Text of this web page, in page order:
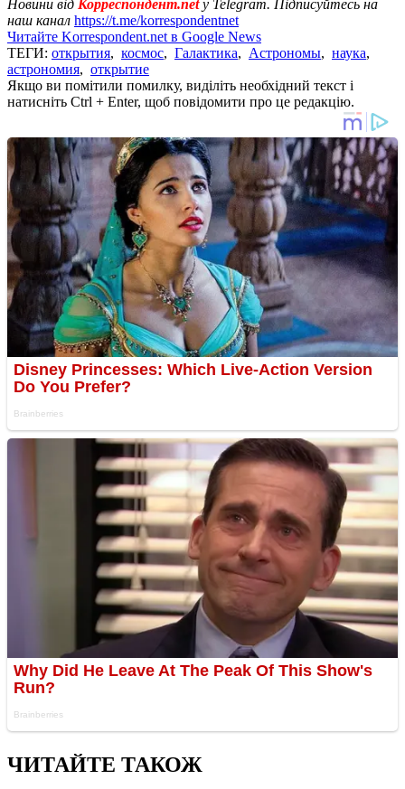
Новини від Корреспондент.net у Telegram. Підписуйтесь на
наш канал https://t.me/korrespondentnet
Читайте Korrespondent.net в Google News
ТЕГИ: открытия, космос, Галактика, Астрономы, наука,
астрономия, открытие
Якщо ви помітили помилку, виділіть необхідний текст і
натисніть Ctrl + Enter, щоб повідомити про це редакцію.
ЧИТАЙТЕ ТАКОЖ